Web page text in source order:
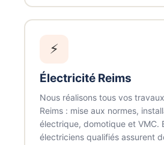
⚡
Électricité Reims
Nous réalisons tous vos
Reims : mise aux normes,
électrique, domotique et VMC.
électriciens qualifiés assurent